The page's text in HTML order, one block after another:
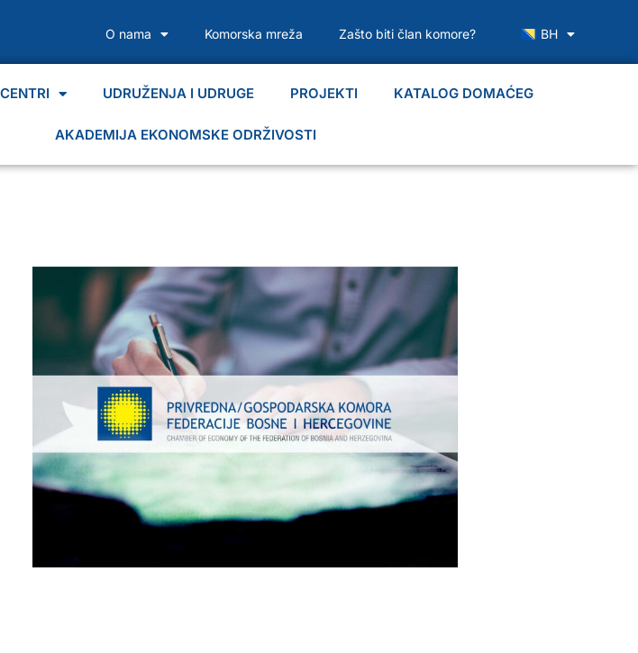
O nama Komorska mreža Zašto biti član komore? BH
UDRUŽENJA I UDRUGE PROJEKTI KATALOG DOMAĆEG
AKADEMIJA EKONOMSKE ODRŽIVOSTI